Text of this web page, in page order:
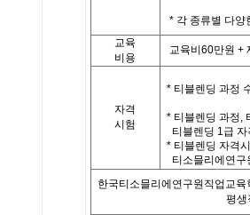
* 각 종류별 다양
교육
비용
교육비 60만원 +
자격
시험
* 티블렌딩 과정
* 티블렌딩 과정,
티블렌딩 1급
* 티블렌딩 자격
티소믈리에연
한국티소믈리에연구원직업교육
평생